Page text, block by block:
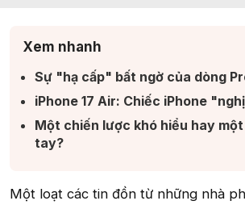
Xem nhanh
Sự "hạ cấp" bất ngờ của dòng
iPhone 17 Air: Chiếc iPhone
Một chiến lược khó hiểu hay
tay?​
Một loạt các tin đồn từ những nhà